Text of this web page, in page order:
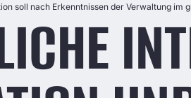
soll nach Erkenntnissen der Verwaltung